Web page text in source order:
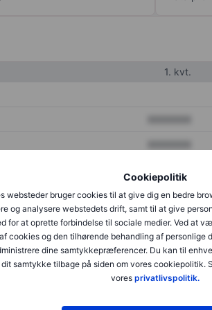
Cookiepolitik
websteder bruger cookies til at give dig en bedre
og analysere webstedets drift, samt til at give
for at oprette forbindelse til sociale medier. Ved at
cookies og den tilhørende behandling af personlige
dine samtykkepræferencer. Du kan til
samtykke tilbage på siden om vores cookiepolitik.
vores privatlivspolitik.
1. kvt.
XXXXXXX
XXXXXXX